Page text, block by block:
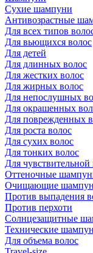
Сухие шампуни
Антивозрастные
Для всех типов
Для вьющихся волос
Для детей
Для длинных волос
Для жестких волос
Для жирных волос
Для непослушных
Для окрашенных
Для поврежденных
Для роста волос
Для сухих волос
Для тонких волос
Для
Оттеночные
Очищающие
Против выпадения
Против перхоти
Солнцезащитные
Технические
Для объема волос